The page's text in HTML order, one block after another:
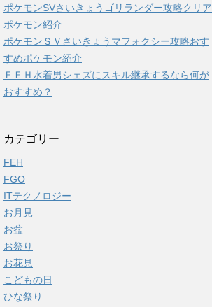
ポケモンSVさいきょうゴリランダー攻略クリア
ポケモン紹介
ポケモンＳＶさいきょうマフォクシー攻略おす
すめポケモン紹介
ＦＥＨ水着男シェズにスキル継承するなら何が
おすすめ？
カテゴリー
FEH
FGO
ITテクノロジー
お月見
お盆
お祭り
お花見
こどもの日
ひな祭り